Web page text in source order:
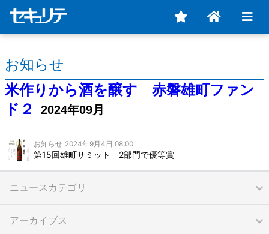
お知らせ
米作りから酒を醸す 赤磐雄町ファン
ド２
2024年09月
お知らせ 2024年9月4日 08:00
第15回雄町サミット 2部門で優等賞
ニュースカテゴリ
アーカイブス